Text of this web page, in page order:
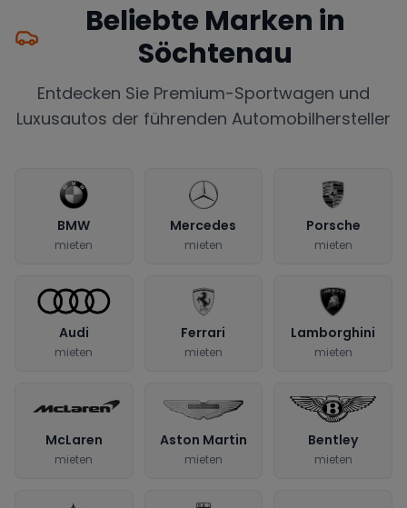
Beliebte Marken in
Söchtenau
Entdecken Sie Premium-Sportwagen und
Luxusautos der führenden Automobilhersteller
BMW
mieten
Mercedes
mieten
Porsche
mieten
Audi
mieten
Ferrari
mieten
Lamborghini
mieten
McLaren
mieten
Aston Martin
mieten
Bentley
mieten